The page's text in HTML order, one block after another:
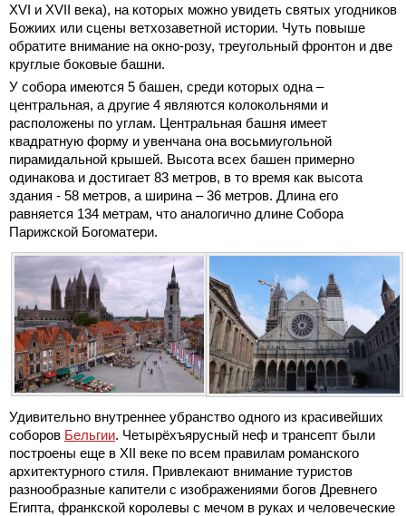
XVI и XVII века), на которых можно увидеть святых угодников
Божиих или сцены ветхозаветной истории. Чуть повыше
обратите внимание на окно-розу, треугольный фронтон и две
круглые боковые башни.
У собора имеются 5 башен, среди которых одна –
центральная, а другие 4 являются колокольнями и
расположены по углам. Центральная башня имеет
квадратную форму и увенчана она восьмиугольной
пирамидальной крышей. Высота всех башен примерно
одинакова и достигает 83 метров, в то время как высота
здания - 58 метров, а ширина – 36 метров. Длина его
равняется 134 метрам, что аналогично длине Собора
Парижской Богоматери.
Удивительно внутреннее убранство одного из красивейших
соборов Бельгии. Четырёхъярусный неф и трансепт были
построены еще в XII веке по всем правилам романского
архитектурного стиля. Привлекают внимание туристов
разнообразные капители с изображениями богов Древнего
Египта, франкской королевы с мечом в руках и человеческие